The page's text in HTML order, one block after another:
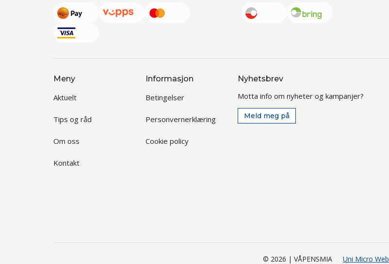
Meny
Aktuelt
Tips og råd
Om oss
Kontakt
Informasjon
Betingelser
Personvernerklæring
Cookie policy
Nyhetsbrev
Motta info om nyheter og kampanjer?
Meld meg på
© 2026 | VÅPENSMIA Uni Micro Web